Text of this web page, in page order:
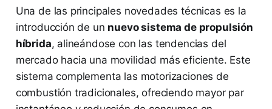
Una de las principales novedades técnicas es la
introducción de un nuevo sistema de propulsión
híbrida, alineándose con las tendencias del
mercado hacia una movilidad más eficiente. Este
sistema complementa las motorizaciones de
combustión tradicionales, ofreciendo mayor par